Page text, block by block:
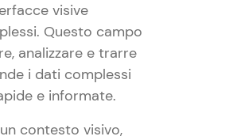
visive
Questo campo
analizzare e trarre
i dati complessi
e informate.
contesto visivo,